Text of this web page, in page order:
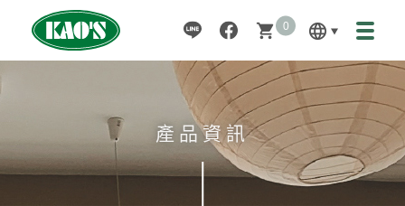
language
shopping_cart 0
產品資訊